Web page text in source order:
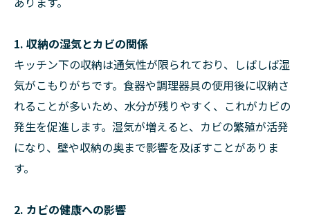
1. 収納の湿気とカビの関係
キッチン下の収納は通気性が限られており、しばしば湿
気がこもりがちです。食器や調理器具の使用後に収納さ
れることが多いため、水分が残りやすく、これがカビの
発生を促進します。湿気が増えると、カビの繁殖が活発
になり、壁や収納の奥まで影響を及ぼすことがありま
す。
2. カビの健康への影響